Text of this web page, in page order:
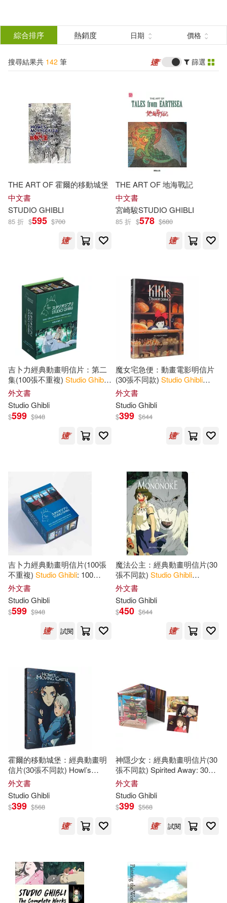
結
分類 (單選)
所有商品(142) 圖書(132)
作者 (可複選)
Studio Ghibli(53)
Cute Kids(32) Notebook(32)
Odell(4)
Studio Ghibli (COR)(4)
傑克．康寧漢(4)
麥可．里德(4)
Cunningham(3) Denison(3)
Leader(3)
Colin/ Le Blanc(2)
Insight Editions(2)
Jessica(2) Le Blanc(2)
Rayna(2) Steve(2)
Suzuki(2) Toshio(2)
Andrews(1) Daisuke(1)
David Lee(1) Felix(1)
Kruger(1)
Leader and Jake Cunningham(1)
Oh(1) Rayna (EDT)(1)
宮崎駿STUDIO GHIBLI(1)
出版社 (可複選)
Ingram(108)
Chronicle Books(16)
SECRET MUSIC(6)
黑體文化(4)
台灣東販(2)
Penguin Group (USA) Inc.(1)
Simon & Schuster, Inc.(1)
Trafalgar Square(1)
博樂伯樂(1)
可超商取貨(139)
可海外宅配(140)
可港澳店取(138)
可新加坡店取(137)
可菲律賓店取(138)
一個月內上市新品(5)
綜合排序 熱銷度 日期 價格
搜尋結果共 142 筆 篩選
THE ART OF 霍爾的移動城堡
中文書
STUDIO GHIBLI
85 折 $595 $700
THE ART OF 地海戰記
中文書
宮崎駿STUDIO GHIBLI
85 折 $578 $680
吉卜力經典動畫明信片：第二
集(100張不重複) StudioGhibli:
100 Collectible Postcards,
Volume 2 : Final Frames from
the Feature Films (1984
外文書
StudioGhibli
$599 $948
魔女宅急便：動畫電影明信片
(30張不同款) StudioGhibli
Kiki’s Delivery Service
外文書
StudioGhibli
$399 $644
吉卜力經典動畫明信片(100張
不重複) StudioGhibli: 100
Collectible Postcards: Final
Frames from the Feature Films
外文書
StudioGhibli
$599 $948
試閱
魔法公主：經典動畫明信片(30
張不同款) StudioGhibli
Princess Mononoke: 30
Postcards
外文書
StudioGhibli
$450 $644
霍爾的移動城堡：經典動畫明
信片(30張不同款) Howl’s
Moving Castle: 30 Postcards
外文書
StudioGhibli
$399 $568
神隱少女：經典動畫明信片(30
張不同款) Spirited Away: 30
Postcards
外文書
StudioGhibli
$399 $568
試閱